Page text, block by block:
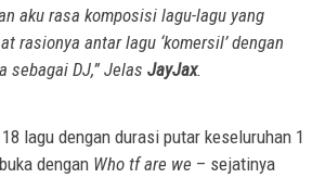
aku rasa komposisi lagu-lagu yang
rasionya antar lagu ‘komersil’ dengan
sebagai DJ,” Jelas JayJax.
lagu dengan durasi putar keseluruhan 1
dengan Who tf are we – sejatinya